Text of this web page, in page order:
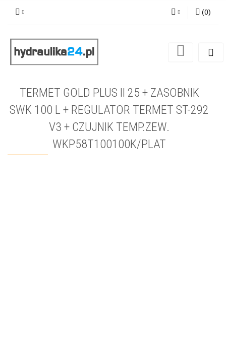
Zarejestruj się
(0)
TERMET GOLD PLUS II 25 + ZASOBNIK
SWK 100 L + REGULATOR TERMET ST-292
V3 + CZUJNIK TEMP.ZEW.
WKP58T100100K/PLAT